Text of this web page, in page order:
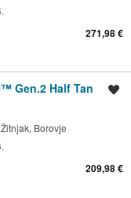
271,98 €
Gen.2 Half Tan
Borovje
209,98 €